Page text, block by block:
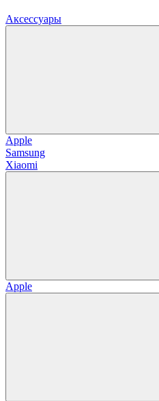
Аксессуары
Apple
Samsung
Xiaomi
Apple